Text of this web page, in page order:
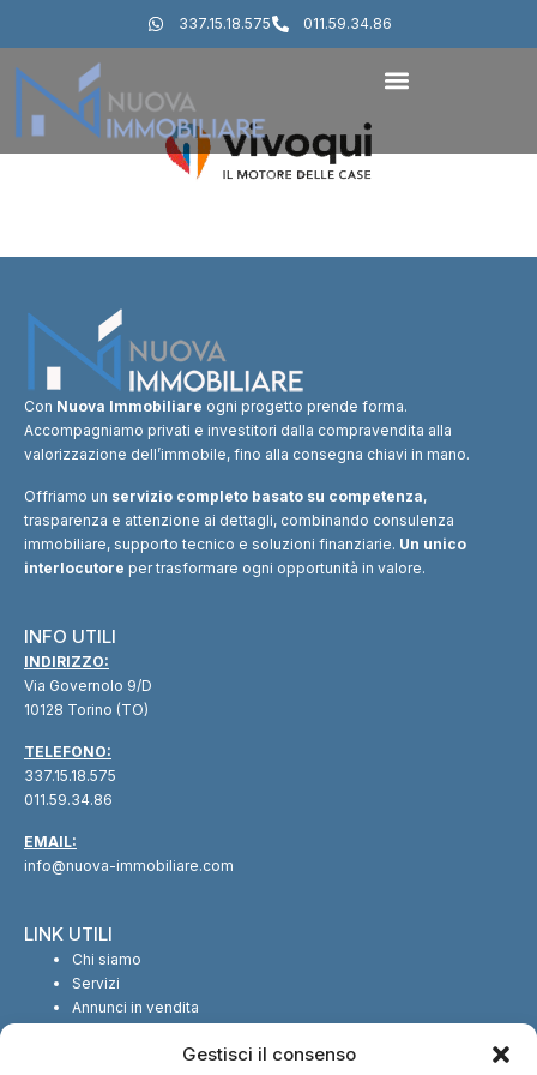
Gestisci il consenso
337.15.18.575 011.59.34.86
Con Nuova Immobiliare ogni progetto prende forma.
Accompagniamo privati e investitori dalla compravendita alla
valorizzazione dell’immobile, fino alla consegna chiavi in mano.
Offriamo un servizio completo basato su competenza,
trasparenza e attenzione ai dettagli, combinando consulenza
immobiliare, supporto tecnico e soluzioni finanziarie. Un unico
interlocutore per trasformare ogni opportunità in valore.
INFO UTILI
INDIRIZZO:
Via Governolo 9/D
10128 Torino (TO)
TELEFONO:
337.15.18.575
011.59.34.86
EMAIL:
info@nuova-immobiliare.com
LINK UTILI
Chi siamo
Servizi
Annunci in vendita